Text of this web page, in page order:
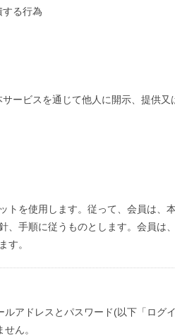
る行為
ービスを通じて他人に開示、提供又
トを使用します。従って、会員は、
、手順に従うものとします。会員は
す。
アドレスとパスワード(以下「ログ
ん。